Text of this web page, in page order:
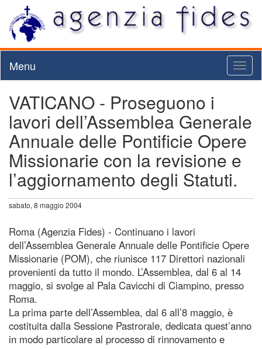
Menu
VATICANO - Proseguono i
lavori dell’Assemblea Generale
Annuale delle Pontificie Opere
Missionarie con la revisione e
l’aggiornamento degli Statuti.
sabato, 8 maggio 2004
Roma (Agenzia Fides) - Continuano i lavori
dell’Assemblea Generale Annuale delle Pontificie Opere
Missionarie (POM), che riunisce 117 Direttori nazionali
provenienti da tutto il mondo. L’Assemblea, dal 6 al 14
maggio, si svolge al Pala Cavicchi di Ciampino, presso
Roma.
La prima parte dell’Assemblea, dal 6 all’8 maggio, è
costituita dalla Sessione Pastrorale, dedicata quest’anno
in modo particolare al processo di rinnovamento e